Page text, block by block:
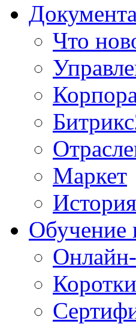
Что
Маркет
Обучение